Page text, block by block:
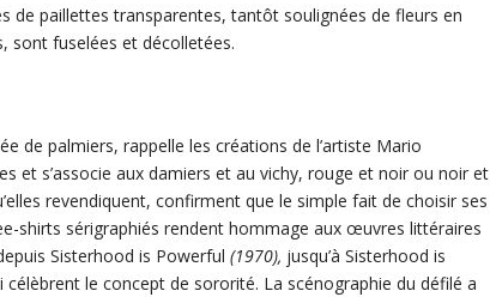
de paillettes transparentes, tantôt soulignées de fleurs en
sont fuselées et décolletées.
de palmiers, rappelle les créations de l’artiste Mario
et s’associe aux damiers et au vichy, rouge et noir ou noir et
revendiquent, confirment que le simple fait de choisir ses
shirts sérigraphiés rendent hommage aux œuvres littéraires
Sisterhood is Powerful (1970), jusqu’à Sisterhood is
célèbrent le concept de sororité. La scénographie du défilé a